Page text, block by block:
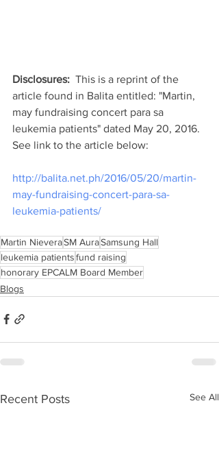
Disclosures:
  This is a reprint of the
article found in Balita entitled: "Martin,
may fundraising concert para sa
leukemia patients" dated May 20, 2016.
See link to the article below:
http://balita.net.ph/2016/05/20/martin-
may-fundraising-concert-para-sa-
leukemia-patients/
Martin NieveraSM AuraSamsung Hall
leukemia patientsfund raising
honorary EPCALM Board Member
Blogs
Recent Posts See All